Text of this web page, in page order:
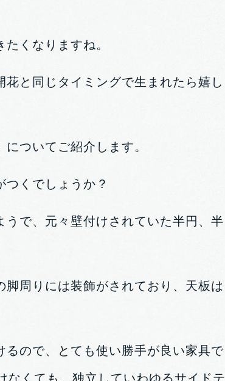
くなりますね。
と同じタイミングで生まれたら嬉し
ついてご紹介します。
くでしょうか？
で、元々壁付けされていた半円、半
周りには装飾がされており、天板は
ので、とても使い勝手が良い家具で
なくても、独立していわゆるサイドテ